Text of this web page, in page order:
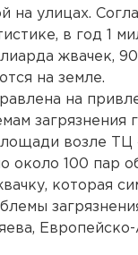
на улицах.
в год 1
жвачек,
на земле.
на
загрязнения
возле ТЦ
около 100 пар
которая
Европейско-